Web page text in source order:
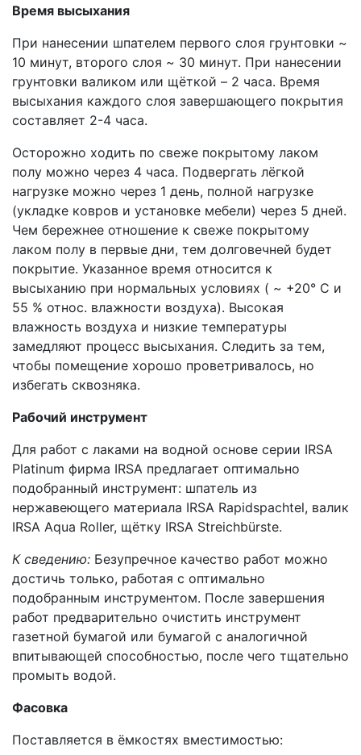
Время высыхания
При нанесении шпателем первого слоя грунтовки ~
10 минут, второго слоя ~ 30 минут. При нанесении
грунтовки валиком или щёткой – 2 часа. Время
высыхания каждого слоя завершающего покрытия
составляет 2-4 часа.
Осторожно ходить по свеже покрытому лаком
полу можно через 4 часа. Подвергать лёгкой
нагрузке можно через 1 день, полной нагрузке
(укладке ковров и установке мебели) через 5 дней.
Чем бережнее отношение к свеже покрытому
лаком полу в первые дни, тем долговечней будет
покрытие. Указанное время относится к
высыханию при нормальных условиях ( ~ +20° С и
55 % относ. влажности воздуха). Высокая
влажность воздуха и низкие температуры
замедляют процесс высыхания. Следить за тем,
чтобы помещение хорошо проветривалось, но
избегать сквозняка.
Рабочий инструмент
Для работ с лаками на водной основе серии IRSA
Platinum фирма IRSA предлагает оптимально
подобранный инструмент: шпатель из
нержавеющего материала IRSA Rapidspachtel, валик
IRSA Aqua Roller, щётку IRSA Streichbürste.
К сведению: Безупречное качество работ можно
достичь только, работая с оптимально
подобранным инструментом. После завершения
работ предварительно очистить инструмент
газетной бумагой или бумагой с аналогичной
впитывающей способностью, после чего тщательно
промыть водой.
Фасовка
Поставляется в ёмкостях вместимостью: